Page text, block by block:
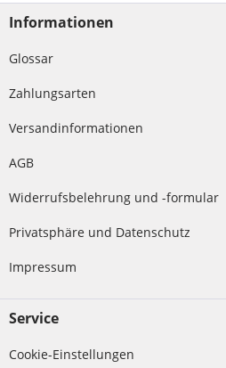
Informationen
Glossar
Zahlungsarten
Versandinformationen
AGB
Widerrufsbelehrung und -formular
Privatsphäre und Datenschutz
Impressum
Service
Cookie-Einstellungen